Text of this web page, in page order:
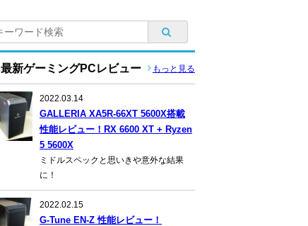
最新ゲーミングPCレビュー もっと見る
2022.03.14
GALLERIA XA5R-66XT 5600X搭載
性能レビュー！RX 6600 XT + Ryzen
5 5600X
ミドルスペックと思いきや意外な結果
に！
2022.02.15
G-Tune EN-Z 性能レビュー！